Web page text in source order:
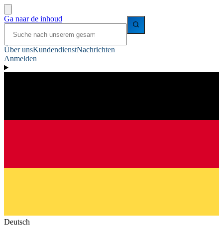
Ga naar de inhoud
Über unsKundendienstNachrichten
Anmelden
Deutsch